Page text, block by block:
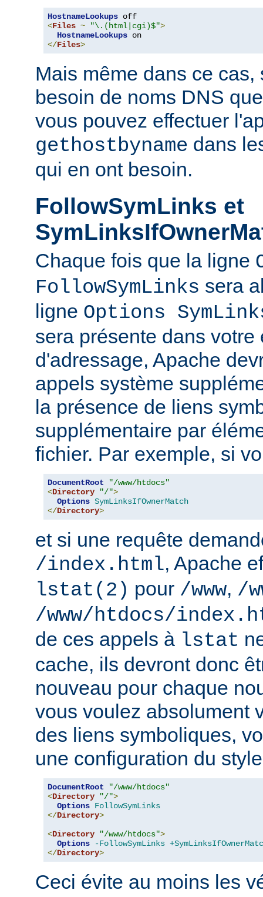
HostnameLookups
<Files ~ "\.(html|cgi)$">
HostnameLookups
</Files>
Mais même dans ce cas,
besoin de noms DNS
vous pouvez effectuer
gethostbyname dans
qui en ont besoin.
FollowSymLinks et
Chaque fois que la ligne
FollowSymLinks sera
ligne Options
sera présente dans votre
d'adressage, Apache
appels système
la présence de liens
supplémentaire par
fichier. Par exemple, si
DocumentRoot
"/www/htdocs"
<Directory "/">
Options SymLinksIfOwnerMatch
</Directory>
et si une requête
/index.html, Apache
lstat(2) pour /www, /
/www/htdocs/
de ces appels à lstat
cache, ils devront donc
nouveau pour chaque
vous voulez absolument
des liens symboliques,
une configuration du
DocumentRoot
"/www/htdocs"
<Directory "/">
Options FollowSymLinks
</Directory>
<Directory "/www/htdocs">
Options
-FollowSymLinks
</Directory>
Ceci évite au moins les